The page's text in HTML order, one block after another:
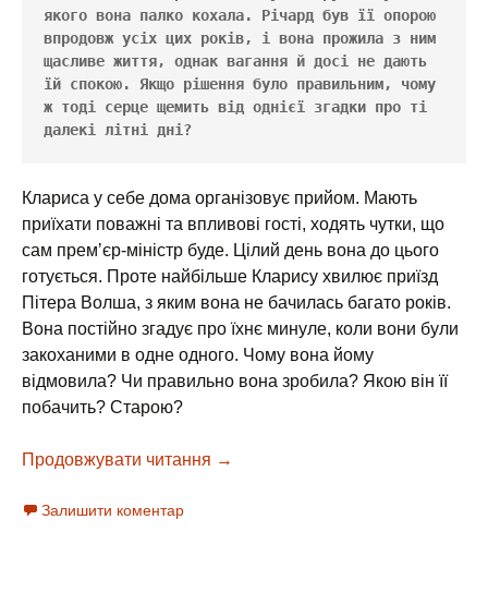
якого вона палко кохала. Річард був її опорою
впродовж усіх цих років, і вона прожила з ним
щасливе життя, однак вагання й досі не дають
їй спокою. Якщо рішення було правильним, чому
ж тоді серце щемить від однієї згадки про ті
далекі літні дні?
Клариса у себе дома організовує прийом. Мають
приїхати поважні та впливові гості, ходять чутки, що
сам премʼєр-міністр буде. Цілий день вона до цього
готується. Проте найбільше Кларису хвилює приїзд
Пітера Волша, з яким вона не бачилась багато років.
Вона постійно згадує про їхнє минуле, коли вони були
закоханими в одне одного. Чому вона йому
відмовила? Чи правильно вона зробила? Якою він її
побачить? Старою?
Продовжувати читання Місіс Делловей – Вірджинія
→
Залишити коментар